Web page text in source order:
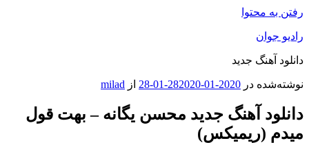
رفتن به محتوا
رادیو جوان
دانلود آهنگ جدید
نوشته‌شده در 2020-01-28
2020-01-28 از milad
دانلود آهنگ جدید محسن یگانه – بهت قول
میدم (ریمیکس)